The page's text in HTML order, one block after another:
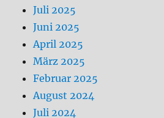
Juli 2025
Juni 2025
April 2025
März 2025
Februar 2025
August 2024
Juli 2024